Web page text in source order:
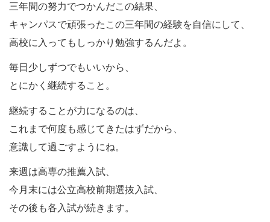
三年間の努力でつかんだこの結果、
キャンパスで頑張ったこの三年間の経験を自信にして、
高校に入ってもしっかり勉強するんだよ。
毎日少しずつでもいいから、
とにかく継続すること。
継続することが力になるのは、
これまで何度も感じてきたはずだから、
意識して過ごすようにね。
来週は高専の推薦入試、
今月末には公立高校前期選抜入試、
その後も各入試が続きます。